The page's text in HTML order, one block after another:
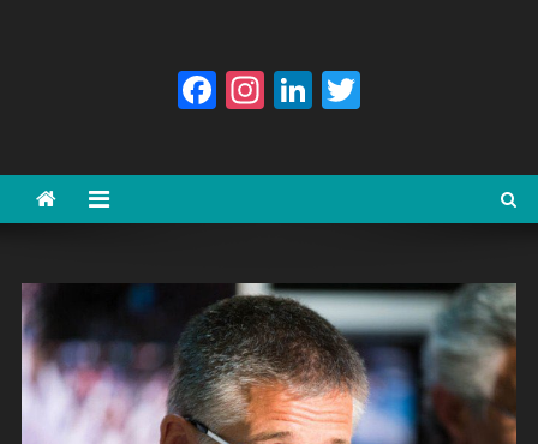
Facebook
Instagram
LinkedIn